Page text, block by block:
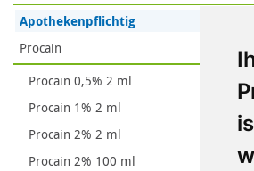
Apothekenpflichtig
Procain
Procain 0,5% 2 ml
Procain 1% 2 ml
Procain 2% 2 ml
Procain 2% 100 ml